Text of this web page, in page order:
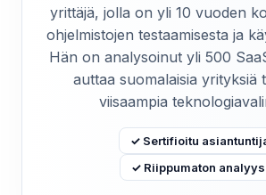
yrittäjä, jolla on yli 10 vuoden
ohjelmistojen testaamisesta ja
Hän on analysoinut yli 500
auttaa suomalaisia yrityksiä
viisaampia
✓ Sertifioitu
✓ Riippumaton